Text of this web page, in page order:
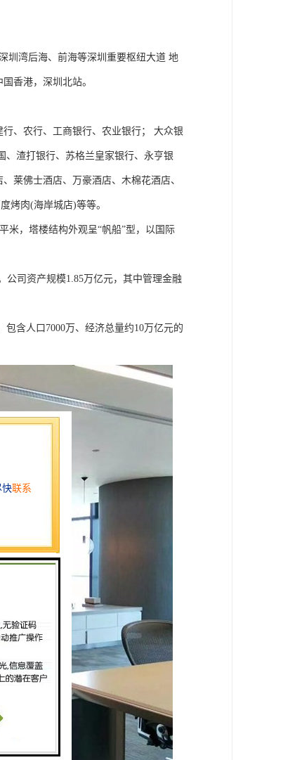
圳湾后海、前海等深圳重要枢纽大道 地
香港，深圳北站。
、农行、工商银行、农业银行； 大众银
、渣打银行、苏格兰皇家银行、永亨银
莱佛士酒店、万豪酒店、木棉花酒店、
烤肉(海岸城店)等等。
米，塔楼结构外观呈“帆船”型，以国际
公司资产规模1.85万亿元，其中管理金融
含人口7000万、经济总量约10万亿元的